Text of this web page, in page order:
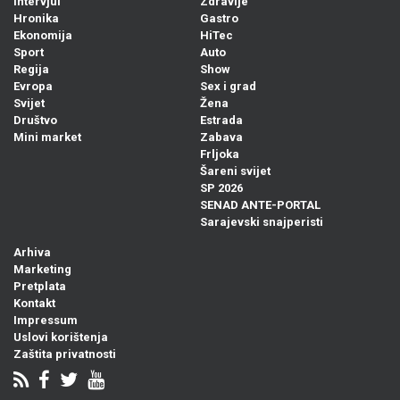
Hronika
Ekonomija
Sport
Regija
Evropa
Svijet
Društvo
Mini market
Gastro
HiTec
Auto
Show
Sex i grad
Žena
Estrada
Zabava
Frljoka
Šareni svijet
SP 2026
SENAD ANTE-PORTAL
Sarajevski snajperisti
Arhiva
Marketing
Pretplata
Kontakt
Impressum
Uslovi korištenja
Zaštita privatnosti